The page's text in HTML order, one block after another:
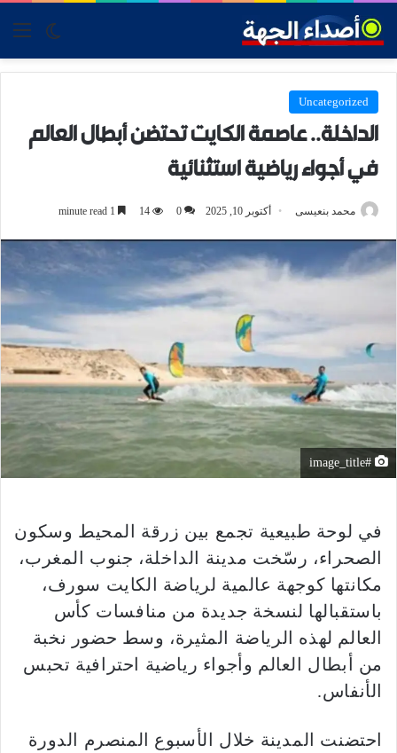
skin
Uncategorized
الداخلة.. عاصمة الكايت تحتضن أبطال العالم
في أجواء رياضية استثنائية
محمد بنعيسى أكتوبر 10, 2025 0
14
#image_title
في لوحة طبيعية تجمع بين زرقة المحيط وسكون
الصحراء، رسّخت مدينة الداخلة، جنوب المغرب،
مكانتها كوجهة عالمية لرياضة الكايت سورف،
باستقبالها لنسخة جديدة من منافسات كأس
العالم لهذه الرياضة المثيرة، وسط حضور نخبة
من أبطال العالم وأجواء رياضية احترافية تحبس
الأنفاس.
احتضنت المدينة خلال الأسبوع المنصرم الدورة